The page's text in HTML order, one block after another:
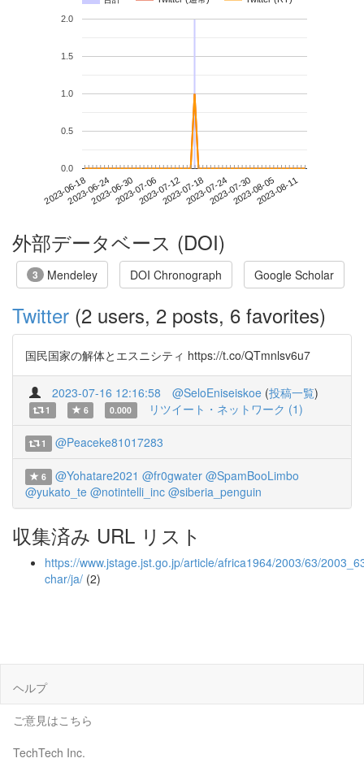
2023-06-182023-06-242023-06-302023-07-062023-07-122023-07-182023-07-242023-07-302023-08-052023-08-11
0.0
0.5
1.0
1.5
2.0
外部データベース (DOI)
3 Mendeley DOI Chronograph Google Scholar
Twitter (2 users, 2 posts, 6 favorites)
国民国家の解体とエスニシティ https://t.co/QTmnlsv6u7
2023-07-16 12:16:58 @SeloEniseiskoe (投稿一覧)
1 6 0.000 リツイート・ネットワーク (1)
1 @Peaceke81017283
6 @Yohatare2021 @fr0gwater @SpamBooLimbo
@yukato_te @notintelli_inc @siberia_penguin
収集済み URL リスト
https://www.jstage.jst.go.jp/article/africa1964/2003/63/
char/ja/ (2)
ヘルプ
ご意見はこちら
TechTech Inc.